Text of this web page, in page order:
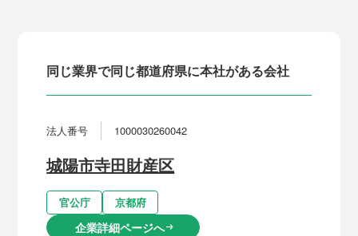
同じ業界で同じ都道府県に本社がある会社
法人番号 1000030260042
城陽市寺田財産区
官公庁 京都府
企業詳細ページへarrow_right_alt